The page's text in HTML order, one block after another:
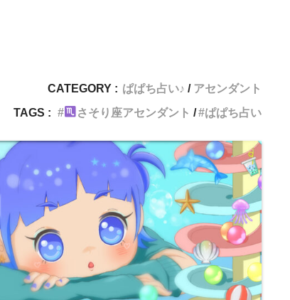
CATEGORY : ぱぱち占い♪
アセンダント
TAGS :
さそり座アセンダント ぱぱち占い